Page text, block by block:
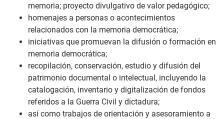
memoria; proyecto divulgativo de valor pedagógico;
homenajes a personas o acontecimientos
relacionados con la memoria democrática;
iniciativas que promuevan la difusión o formación en
memoria democrática;
recopilación, conservación, estudio y difusión del
patrimonio documental o intelectual, incluyendo la
catalogación, inventario y digitalización de fondos
referidos a la Guerra Civil y dictadura;
así como trabajos de orientación y asesoramiento a